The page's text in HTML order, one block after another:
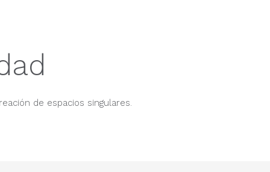
de espacios singulares.